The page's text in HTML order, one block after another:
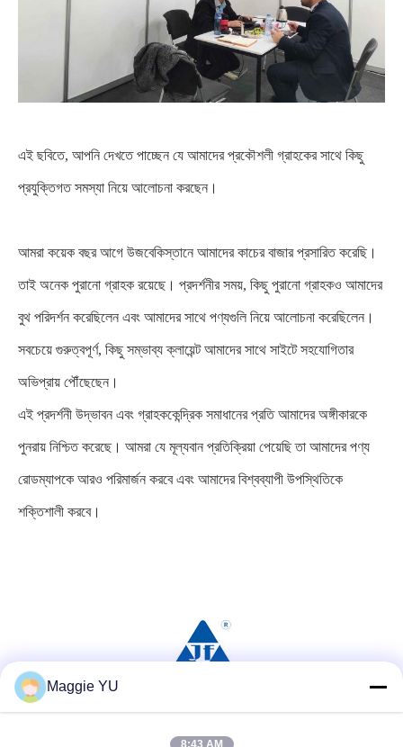
এই ছবিতে, আপনি দেখতে পাচ্ছেন যে আমাদের প্রকৌশলী গ্রাহকের সাথে কিছু
প্রযুক্তিগত সমস্যা নিয়ে আলোচনা করছেন।
আমরা কয়েক বছর আগে উজবেকিস্তানে আমাদের কাচের বাজার প্রসারিত করেছি।
তাই অনেক পুরানো গ্রাহক রয়েছে। প্রদর্শনীর সময়, কিছু পুরানো গ্রাহকও আমাদের
বুথ পরিদর্শন করেছিলেন এবং আমাদের সাথে পণ্যগুলি নিয়ে আলোচনা করেছিলেন।
সবচেয়ে গুরুত্বপূর্ণ, কিছু সম্ভাব্য ক্লায়েন্ট আমাদের সাথে সাইটে সহযোগিতার
অভিপ্রায় পৌঁছেছেন।
এই প্রদর্শনী উদ্ভাবন এবং গ্রাহককেন্দ্রিক সমাধানের প্রতি আমাদের অঙ্গীকারকে
পুনরায় নিশ্চিত করেছে। আমরা যে মূল্যবান প্রতিক্রিয়া পেয়েছি তা আমাদের পণ্য
রোডম্যাপকে আরও পরিমার্জন করবে এবং আমাদের বিশ্বব্যাপী উপস্থিতিকে
শক্তিশালী করবে।
Maggie YU
8:43 AM